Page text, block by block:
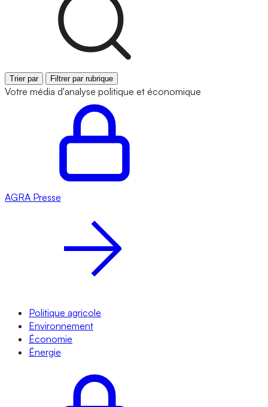
Trier par Filtrer par rubrique
Votre média d'analyse politique et économique
AGRA Presse
Politique agricole
Environnement
Économie
Énergie